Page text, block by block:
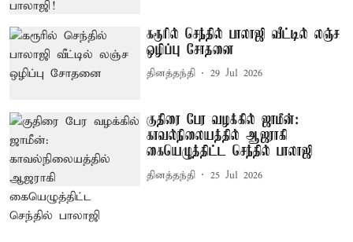
கரூரில் செந்தில் பாலாஜி வீட்டில் லஞ்ச
ஒழிப்பு சோதனை
தினத்தந்தி 29 Jul 2026
குதிரை பேர வழக்கில் ஜாமீன்:
காவல்நிலையத்தில் ஆஜராகி
கையெழுத்திட்ட செந்தில் பாலாஜி
தினத்தந்தி 25 Jul 2026